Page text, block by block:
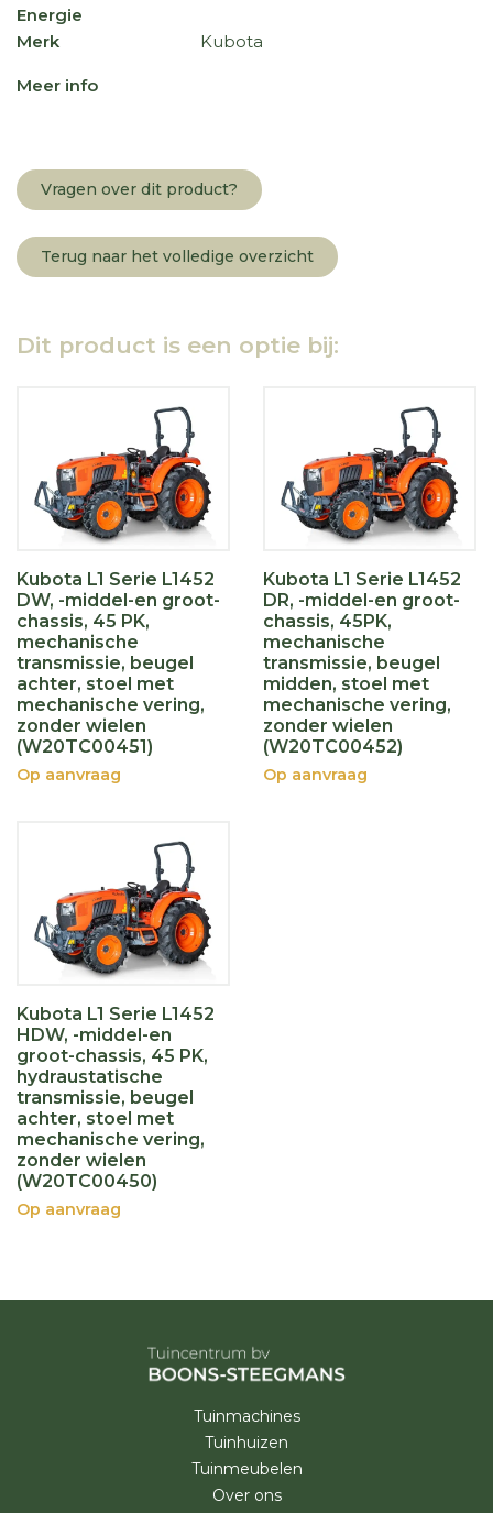
Energie
Merk
Kubota
Meer info
Vragen over dit product?
Terug naar het volledige overzicht
Dit product is een optie bij:
Kubota L1 Serie L1452
DW, -middel-en groot-
chassis, 45 PK,
mechanische
transmissie, beugel
achter, stoel met
mechanische vering,
zonder wielen
(W20TC00451)
Op aanvraag
Kubota L1 Serie L1452
DR, -middel-en groot-
chassis, 45PK,
mechanische
transmissie, beugel
midden, stoel met
mechanische vering,
zonder wielen
(W20TC00452)
Op aanvraag
Kubota L1 Serie L1452
HDW, -middel-en
groot-chassis, 45 PK,
hydraustatische
transmissie, beugel
achter, stoel met
mechanische vering,
zonder wielen
(W20TC00450)
Op aanvraag
Tuinmachines
Tuinhuizen
Tuinmeubelen
Over ons